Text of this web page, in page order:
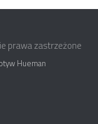
prawa zastrzeżone
Hueman